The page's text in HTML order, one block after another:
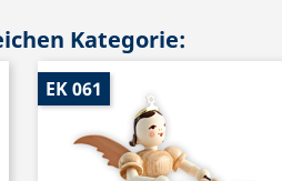
Kategorie:
EK 061